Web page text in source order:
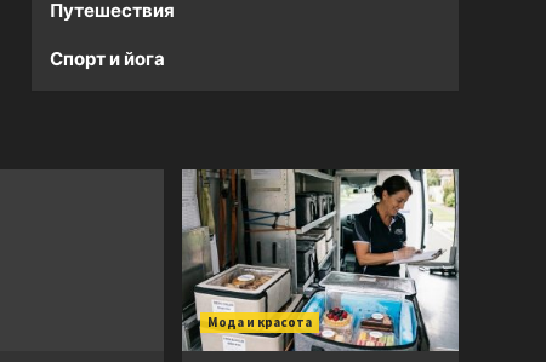
Путешествия
Спорт и йога
Мода и красота